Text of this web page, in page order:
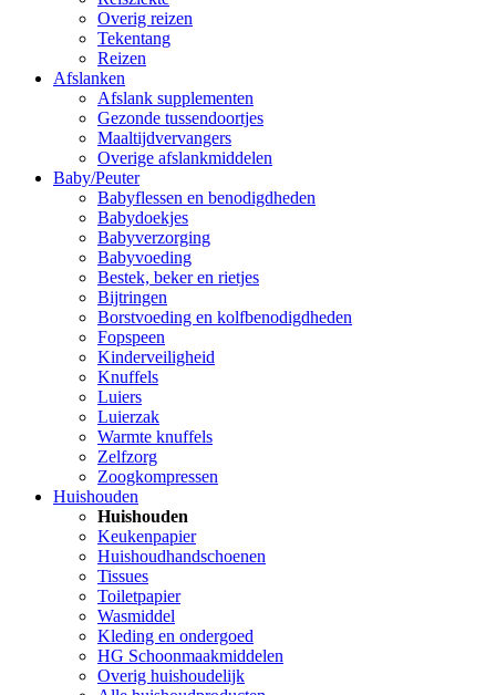
Overig reizen
Tekentang
Reizen
Afslanken
Afslank supplementen
Gezonde tussendoortjes
Maaltijdvervangers
Overige afslankmiddelen
Baby/Peuter
Babyflessen en benodigdheden
Babydoekjes
Babyverzorging
Babyvoeding
Bestek, beker en rietjes
Bijtringen
Borstvoeding en kolfbenodigdheden
Fopspeen
Kinderveiligheid
Knuffels
Luiers
Luierzak
Warmte knuffels
Zelfzorg
Zoogkompressen
Huishouden
Huishouden
Keukenpapier
Huishoudhandschoenen
Tissues
Toiletpapier
Wasmiddel
Kleding en ondergoed
HG Schoonmaakmiddelen
Overig huishoudelijk